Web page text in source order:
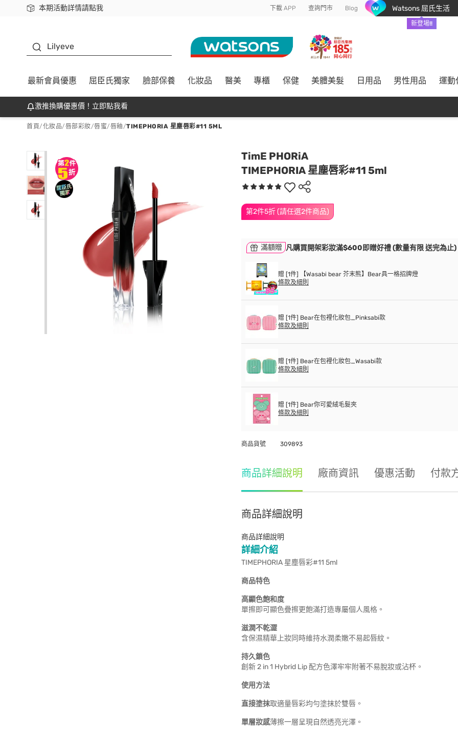
本期活動詳情請點我
下載app最高回饋$350 下載 APP 查詢門市 Blog Watsons 屈氏生活
新登場!!
Lilyeve
最新會員優惠 屈臣氏獨家 臉部保養 化妝品 醫美 專櫃 保健 美體美髮 日用品 男性用品 運動
激推換購優惠價！立即點我看
首頁/化妝品/唇部彩妝/唇蜜/唇釉/TIMEPHORIA 星塵唇彩#11 5ML
TimE PHORiA
TIMEPHORIA 星塵唇彩#11 5ml
第2件5折 (請任選2件商品)
滿額贈 凡購買開架彩妝滿$600即贈好禮 (數量有限 送完為止)
贈 [1件] 【Wasabi bear 芥末熊】Bear具一格招牌燈
條款及細則
贈 [1件] Bear在包裡化妝包_Pinksabi款
條款及細則
贈 [1件] Bear在包裡化妝包_Wasabi款
條款及細則
贈 [1件] Bear你可愛絨毛髮夾
條款及細則
商品貨號 309893
商品詳細說明 廠商資訊 優惠活動 付款
商品詳細說明
商品詳細說明
詳細介紹
TIMEPHORIA 星塵唇彩#11 5ml
商品特色
高顯色飽和度
單擦即可顯色疊擦更飽滿打造專屬個人風格。
滋潤不乾澀
含保濕精華上妝同時維持水潤柔嫩不易起唇紋。
持久鎖色
創新 2 in 1 Hybrid Lip 配方色澤牢牢附著不易脫妝或沾杯。
使用方法
直接塗抹取適量唇彩均勻塗抹於雙唇。
單層妝感薄擦一層呈現自然透亮光澤。